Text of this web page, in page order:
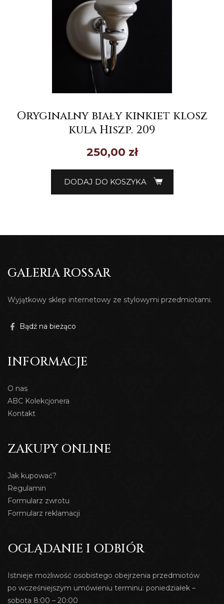
Oryginalny biały kinkiet klosz
kula Hiszp. 209
250,00 zł
DODAJ DO KOSZYKA
GALERIA ROSSAR
Wyjątkowy sklep internetowy ze stylowymi przedmiotami.
Bądź na bieżąco
INFORMACJE
O nas
ABC Kolekcjonera
Kontakt
ZAKUPY ONLINE
Jak kupować?
Regulamin
Formularz zwrotu
Formularz reklamacji
OGLĄDANIE I ODBIÓR
Istnieje możliwość osobistego obejrzenia przedmiotów
po wcześniejszym umówieniu terminu: poniedziałek –
sobota 8:00 – 20:00